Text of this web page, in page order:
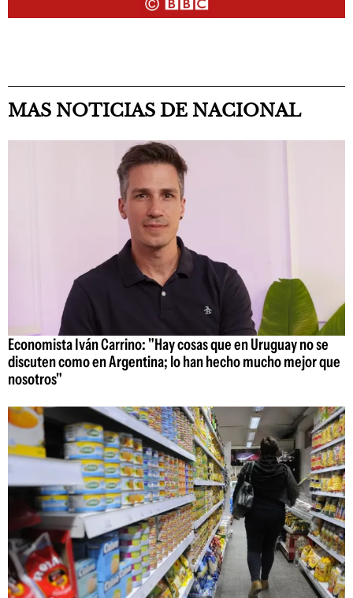
MAS NOTICIAS DE NACIONAL
Economista Iván Carrino: "Hay cosas que en Uruguay no se
discuten como en Argentina; lo han hecho mucho mejor que
nosotros"